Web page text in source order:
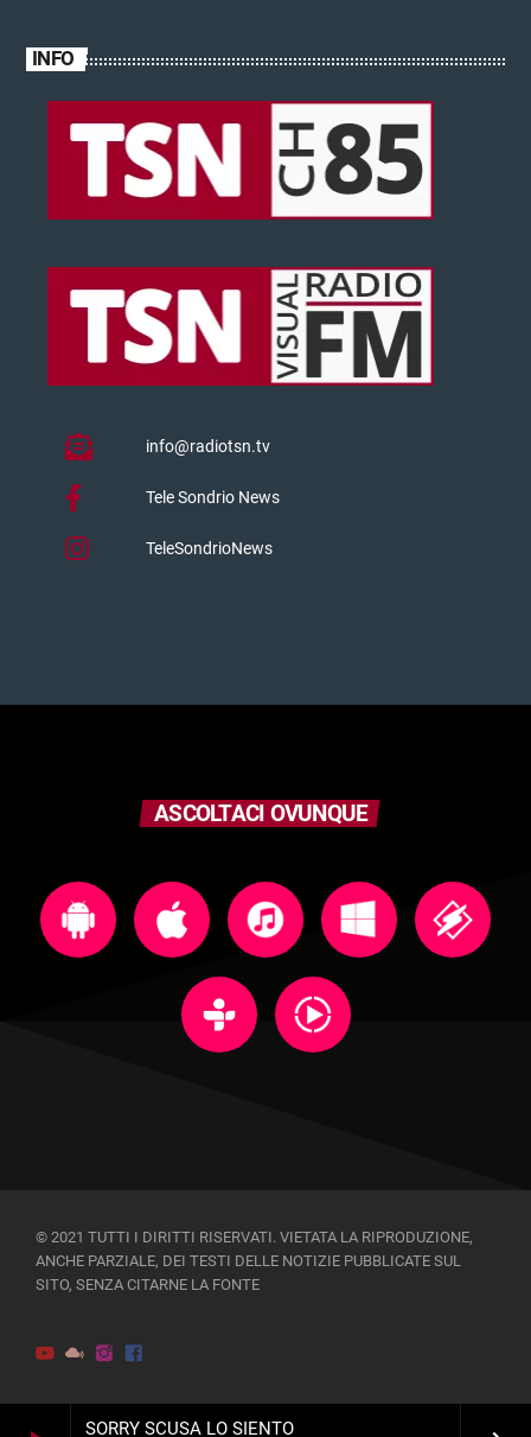
SORRY SCUSA LO SIENTO
INFO
info@radiotsn.tv
Tele Sondrio News
TeleSondrioNews
ASCOLTACI OVUNQUE
© 2021 TUTTI I DIRITTI RISERVATI. VIETATA LA RIPRODUZIONE,
ANCHE PARZIALE, DEI TESTI DELLE NOTIZIE PUBBLICATE SUL
SITO, SENZA CITARNE LA FONTE